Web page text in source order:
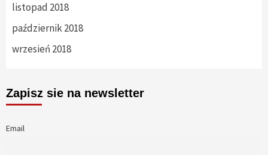
listopad 2018
październik 2018
wrzesień 2018
Zapisz sie na newsletter
Email